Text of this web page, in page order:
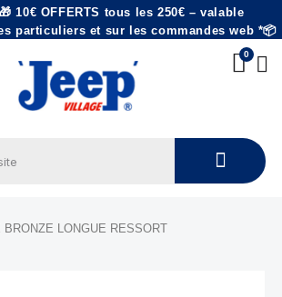
10€ OFFERTS tous les 250€ – valable
particuliers et sur les commandes web *📦
BRONZE LONGUE RESSORT